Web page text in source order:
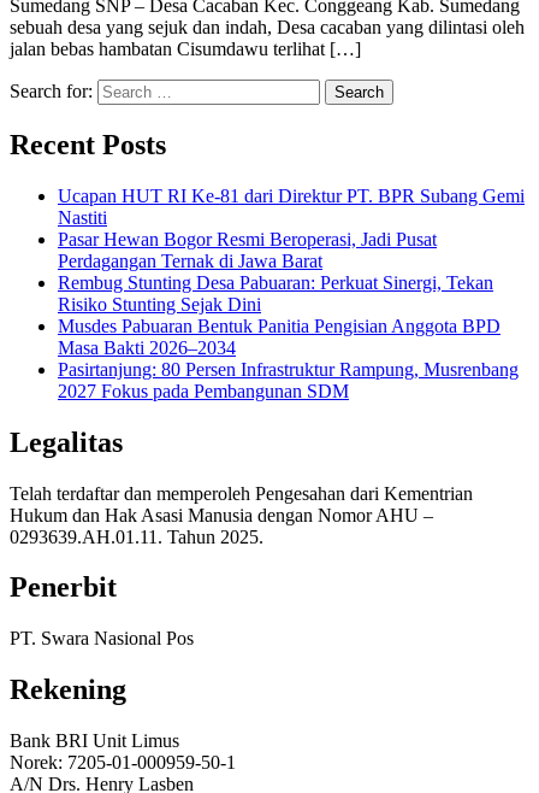
Sumedang SNP – Desa Cacaban Kec. Conggeang Kab. Sumedang
sebuah desa yang sejuk dan indah, Desa cacaban yang dilintasi oleh
jalan bebas hambatan Cisumdawu terlihat […]
Search for:
Recent Posts
Ucapan HUT RI Ke-81 dari Direktur PT. BPR Subang Gemi
Nastiti
Pasar Hewan Bogor Resmi Beroperasi, Jadi Pusat
Perdagangan Ternak di Jawa Barat
Rembug Stunting Desa Pabuaran: Perkuat Sinergi, Tekan
Risiko Stunting Sejak Dini
Musdes Pabuaran Bentuk Panitia Pengisian Anggota BPD
Masa Bakti 2026–2034
Pasirtanjung: 80 Persen Infrastruktur Rampung, Musrenbang
2027 Fokus pada Pembangunan SDM
Legalitas
Telah terdaftar dan memperoleh Pengesahan dari Kementrian
Hukum dan Hak Asasi Manusia dengan Nomor AHU –
0293639.AH.01.11. Tahun 2025.
Penerbit
PT. Swara Nasional Pos
Rekening
Bank BRI Unit Limus
Norek: 7205-01-000959-50-1
A/N Drs. Henry Lasben